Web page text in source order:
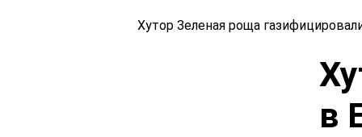
Хутор Зеленая роща
в